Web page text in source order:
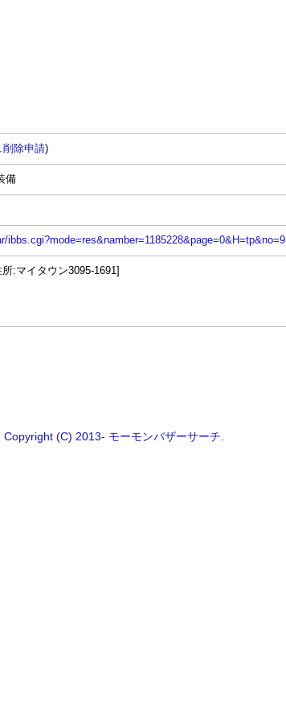
削除申請)
備
ibbs.cgi?mode=res&namber=1185228&page=0&H=tp&no=9
:マイタウン3095-1691]
Copyright (C) 2013- モーモンバザーサーチ.